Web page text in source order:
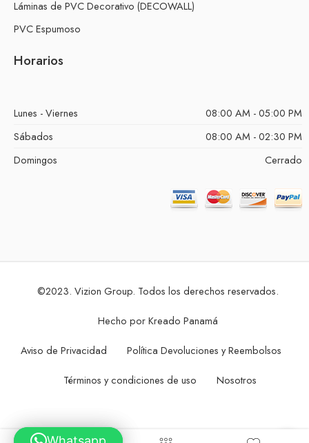
Láminas de PVC Decorativo (DECOWALL)
PVC Espumoso
Horarios
Lunes - Viernes
08:00 AM - 05:00 PM
Sábados
08:00 AM - 02:30 PM
Domingos
Cerrado
©2023. Vizion Group. Todos los derechos reservados.
Hecho porKreado Panamá
Aviso de Privacidad Política Devoluciones y Reembolsos
Términos y condiciones de uso Nosotros